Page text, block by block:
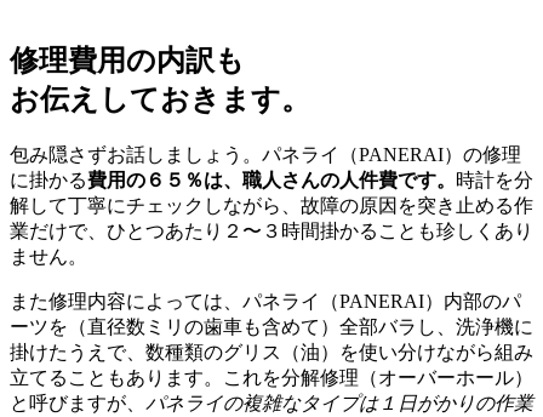
修理費用の内訳も
お伝えしておきます。
包み隠さずお話しましょう。パネライ（PANERAI）の修理
に掛かる費用の６５％は、職人さんの人件費です。 時計を分
解して丁寧にチェックしながら、故障の原因を突き止める作
業だけで、ひとつあたり２〜３時間掛かることも珍しくあり
ません。
また修理内容によっては、パネライ（PANERAI）内部のパ
ーツを（直径数ミリの歯車も含めて）全部バラし、洗浄機に
掛けたうえで、数種類のグリス（油）を使い分けながら組み
立てることもあります。これを分解修理（オーバーホール）
と呼びますが、 パネライの複雑なタイプは１日がかりの作業